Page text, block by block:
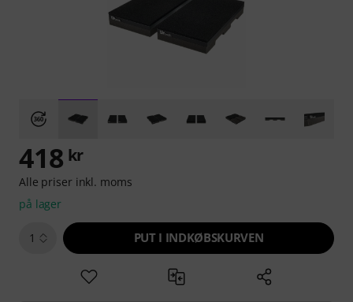
418 kr
Alle priser inkl. moms
på lager
1 PUT I INDKØBSKURVEN